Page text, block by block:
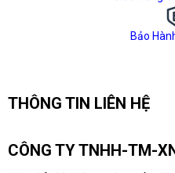
Bảo
THÔNG TIN LIÊN HỆ
CÔNG TY TNHH-TM-